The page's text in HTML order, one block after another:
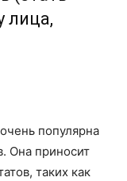
лица,
популярна
Она приносит
таких как